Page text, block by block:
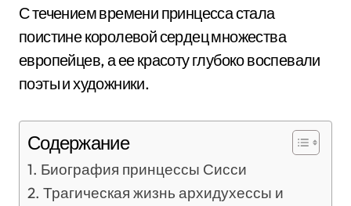
С течением времени принцесса стала
поистине королевой сердец множества
европейцев, а ее красоту глубоко воспевали
поэты и художники.
Содержание
Биография принцессы Сисси
Трагическая жизнь архидухессы и